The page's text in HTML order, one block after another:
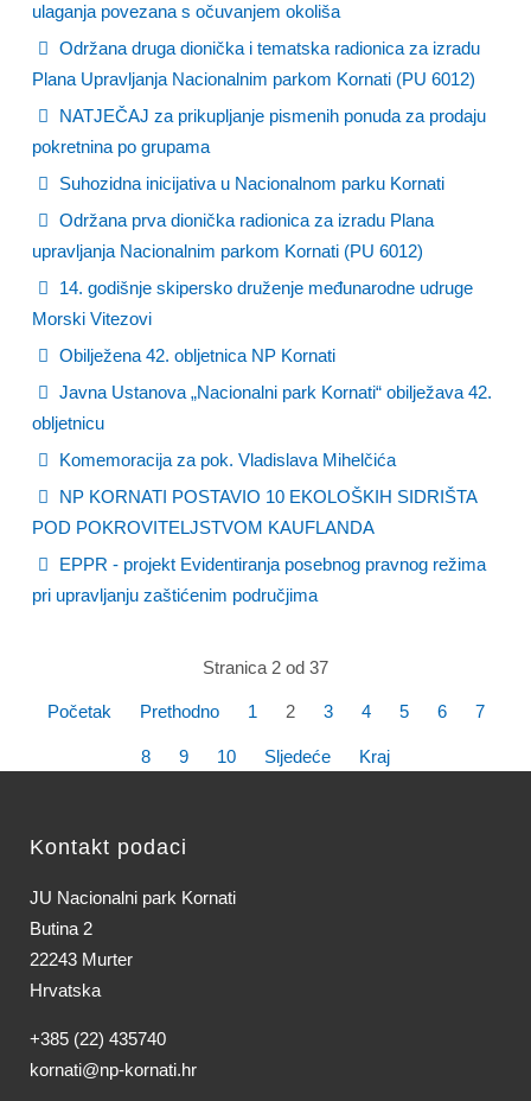
ulaganja povezana s očuvanjem okoliša
Održana druga dionička i tematska radionica za izradu
Plana Upravljanja Nacionalnim parkom Kornati (PU 6012)
NATJEČAJ za prikupljanje pismenih ponuda za prodaju
pokretnina po grupama
Suhozidna inicijativa u Nacionalnom parku Kornati
Održana prva dionička radionica za izradu Plana
upravljanja Nacionalnim parkom Kornati (PU 6012)
14. godišnje skipersko druženje međunarodne udruge
Morski Vitezovi
Obilježena 42. obljetnica NP Kornati
Javna Ustanova „Nacionalni park Kornati“ obilježava 42.
obljetnicu
Komemoracija za pok. Vladislava Mihelčića
NP KORNATI POSTAVIO 10 EKOLOŠKIH SIDRIŠTA
POD POKROVITELJSTVOM KAUFLANDA
EPPR - projekt Evidentiranja posebnog pravnog režima
pri upravljanju zaštićenim područjima
Stranica 2 od 37
Početak Prethodno 1 2 3 4 5 6 7
8 9 10 Sljedeće Kraj
Kontakt podaci
JU Nacionalni park Kornati
Butina 2
22243 Murter
Hrvatska
+385 (22) 435740
kornati@np-kornati.hr